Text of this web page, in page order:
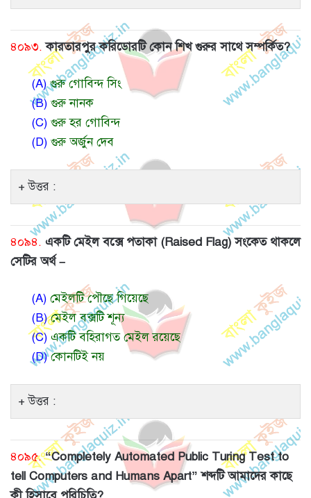
৪০৯৩. কারতারপুর করিডোরটি কোন শিখ গুরুর সাথে সম্পর্কিত?
(A)গুরু গোবিন্দ সিং
(B) গুরু নানক
(C) গুরু হর গোবিন্দ
(D) গুরু অর্জুন দেব
উত্তর :
৪০৯৪. একটি মেইল বক্সে পতাকা (Raised Flag) সংকেত থাকলে
সেটির অর্থ –
(A) মেইলটি পৌছে গিয়েছে
(B)মেইল বক্সটি শূন্য
(C) একটি বহিরাগত মেইল রয়েছে
(D)কোনটিই নয়
উত্তর :
৪০৯৫. “Completely Automated Public Turing Test to
tell Computers and Humans Apart” শব্দটি আমাদের কাছে